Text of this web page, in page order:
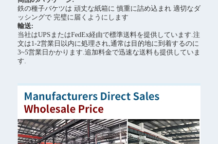
鉄の種子バケツは 頑丈な紙箱に 慎重に詰め込まれ 適切なダ
ッシングで 完璧に届くようにします
輸送:
当社はUPSまたはFedEx経由で標準送料を提供しています.注
文は1-2営業日以内に処理され,通常は目的地に到着するのに
3~5営業日かかります.追加料金で迅速な送料も提供していま
す.